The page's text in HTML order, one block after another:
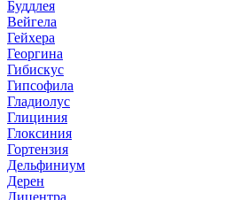
Буддлея
Вейгела
Гейхера
Георгина
Гибискус
Гипсофила
Гладиолус
Глициния
Глоксиния
Гортензия
Дельфиниум
Дерен